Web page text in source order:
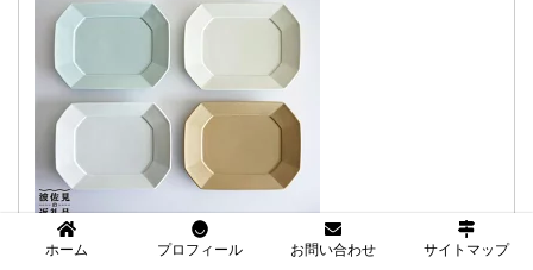
【ふるさと納税】【波佐見焼】角 プレー
ト М DAILY COLOR 4色セット【永峰製
ホーム プロフィール お問い合わせ サイトマップ